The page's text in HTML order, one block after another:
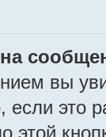
вы
если это
этой